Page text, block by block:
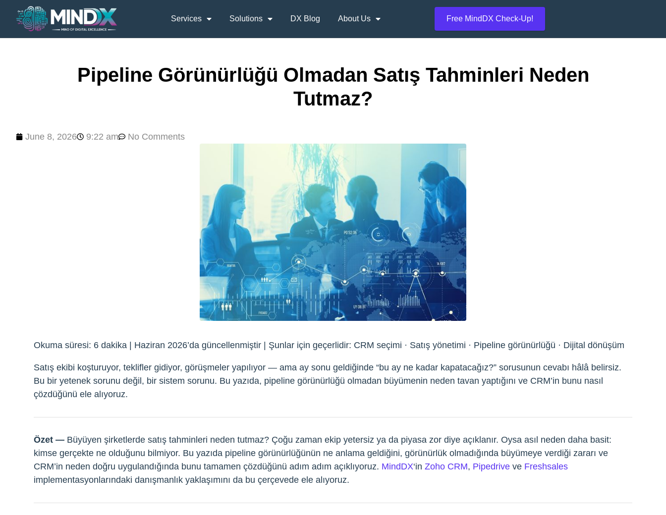
Services Solutions DX Blog About Us Free MindDX Check-Up!
Pipeline Görünürlüğü Olmadan Satış Tahminleri Neden
Tutmaz?
June 8, 2026 9:22 am No Comments
Okuma süresi: 6 dakika | Haziran 2026’da güncellenmiştir | Şunlar için geçerlidir: CRM seçimi · Satış yönetimi · Pipeline görünürlüğü · Dijital dönüşüm
Satış ekibi koşturuyor, teklifler gidiyor, görüşmeler yapılıyor — ama ay sonu geldiğinde “bu ay ne kadar kapatacağız?” sorusunun cevabı hâlâ belirsiz.
Bu bir yetenek sorunu değil, bir sistem sorunu. Bu yazıda, pipeline görünürlüğü olmadan büyümenin neden tavan yaptığını ve CRM’in bunu nasıl
çözdüğünü ele alıyoruz.
Özet — Büyüyen şirketlerde satış tahminleri neden tutmaz? Çoğu zaman ekip yetersiz ya da piyasa zor diye açıklanır. Oysa asıl neden daha basit:
kimse gerçekte ne olduğunu bilmiyor. Bu yazıda pipeline görünürlüğünün ne anlama geldiğini, görünürlük olmadığında büyümeye verdiği zararı ve
CRM’in neden doğru uygulandığında bunu tamamen çözdüğünü adım adım açıklıyoruz. MindDX‘in Zoho CRM, Pipedrive ve Freshsales
implementasyonlarındaki danışmanlık yaklaşımını da bu çerçevede ele alıyoruz.